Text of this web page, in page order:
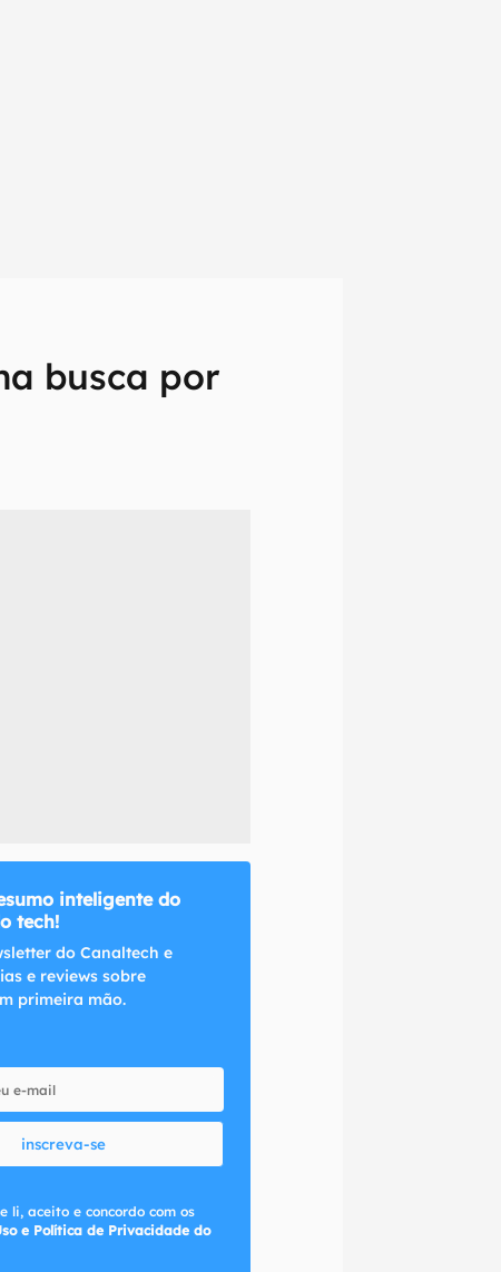
busca por
primeira
inteligente do
tech!
do Canaltech e
e reviews sobre
primeira mão.
inscreva-se
li, aceito e concordo com os
e Política de Privacidade do